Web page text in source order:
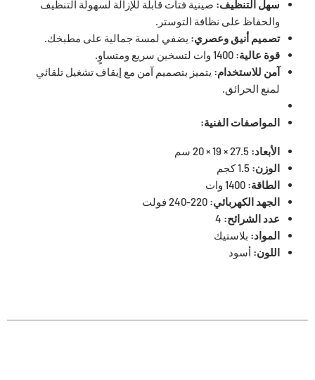
سهل التنظيف: صينية فتات قابلة للإزالة لسهولة التنظيف
والحفاظ على نظافة التوستر.
تصميم أنيق وعصري: يضفي لمسة جمالية على مطبخك.
قوة عالية:
آمن للاستخدام: يتميز بتصميم آمن مع إيقاف تشغيل تلقائي
لمنع الحرائق.
المواصفات الفنية:
الأبعاد: 5 × 19 × 20 سم
الوزن: 5 كجم
الطاقة:
الجهد الكهربائي:
عدد الشرائح:
المواد: بلاستيك
اللون: أسود